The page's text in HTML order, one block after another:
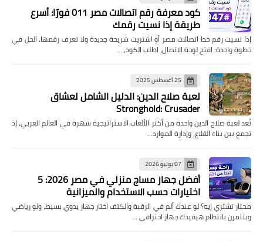
كود معرفة رقم اتصالات مصر 011 فورًا: أسرع
طريقة إذا نسيت رقمك
إذا نسيت رقم خط اتصالات مصر أو اشتريت شريحة جديدة ولا تعرف رقمها، الحل في
خطوة واحدة: افتح لوحة الاتصال، اطلب الكود، …
25 أغسطس 2025
لعبة صلاح الدين: الدليل الشامل لعشاق
Stronghold: Crusader
تُعد لعبة صلاح الدين واحدة من أكثر الألعاب الاستراتيجية شهرة في العالم العربي، إذ
تجمع بين بناء القلاع، وإدارة الموارد…
07 يوليو 2026
أفضل جهاز مساج منزلي في مصر 2026: 5
اختيارات حسب الاستخدام والميزانية
محتار تشتري إيه؟ لو عندك ألم في الرقبة والكتف اختار جهاز يدوي بسيط، ولو رياضي
وبتتمرن بانتظام هيفيدك جهاز احترافي …